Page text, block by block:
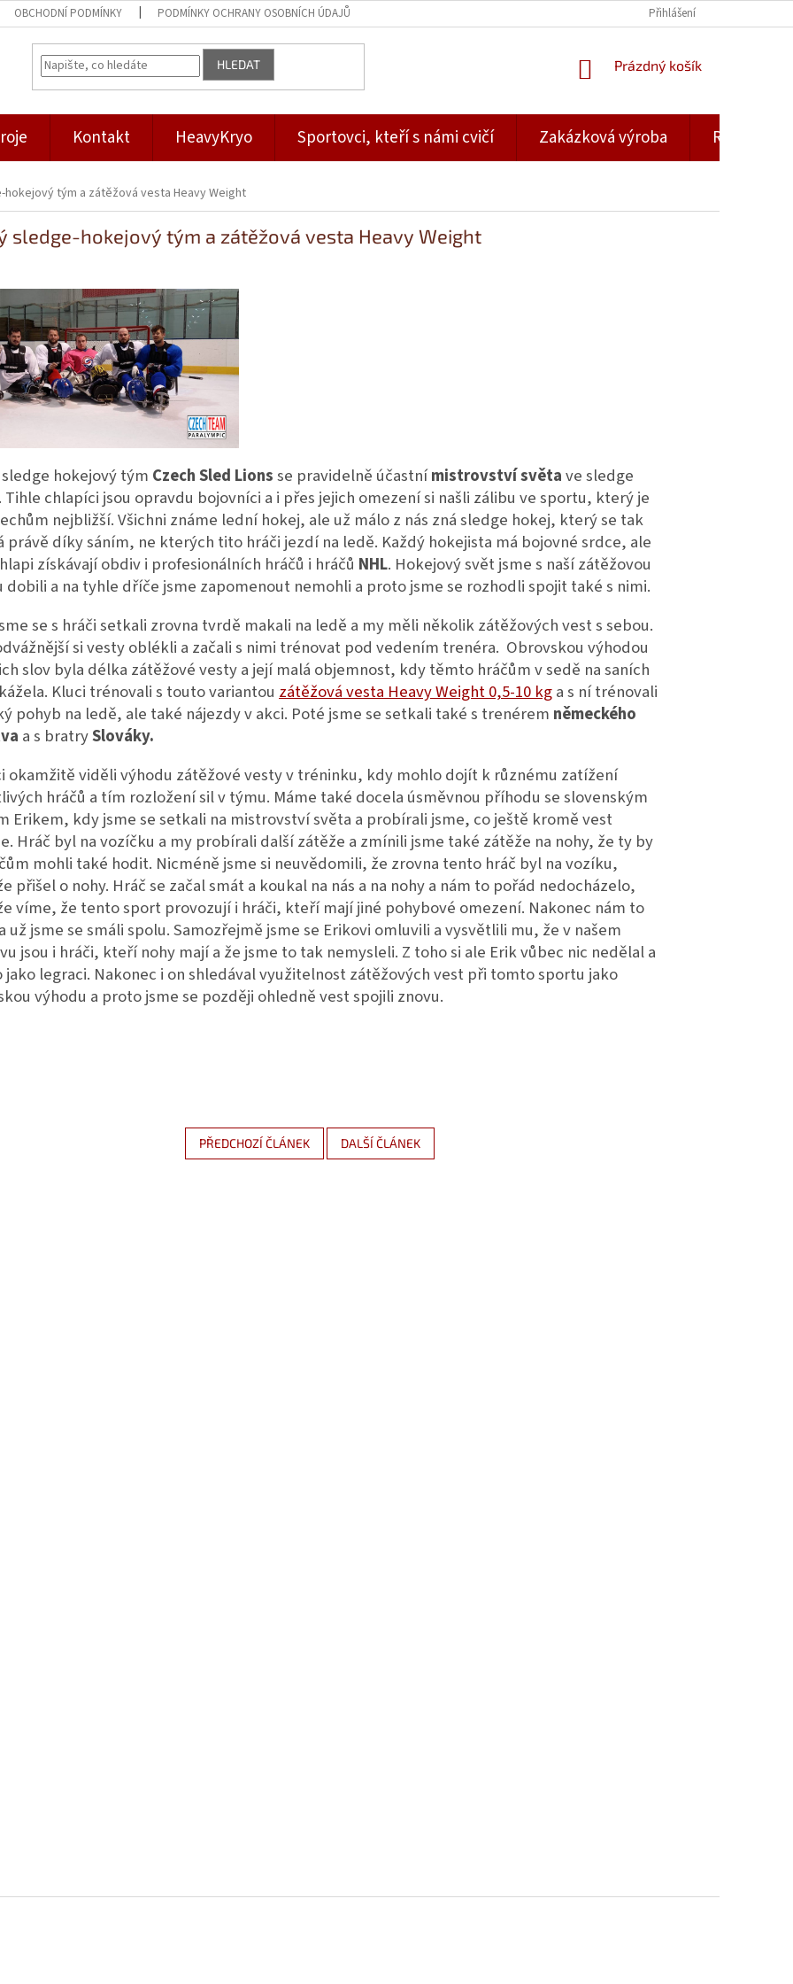
OBCHODNÍ PODMÍNKY PODMÍNKY OCHRANY OSOBNÍCH ÚDAJŮ Přihlášení
HLEDAT
NÁKUPNÍ
Prázdný košík
Kontakt HeavyKryo Sportovci, kteří s námi cvičí Zakázková výroba Rady a tipy
hokejový tým a zátěžová vesta Heavy Weight
sledge-hokejový tým a zátěžová vesta Heavy Weight
hokejový tým Czech Sled Lionsse pravidelně účastnímistrovství světave sledge
Tihle chlapíci jsou opravdu bojovníci a i přes jejich omezení si našli zálibu ve sportu, který je
nejbližší. Všichni známe lední hokej, ale už málo z nás zná sledge hokej, který se tak
právě díky sáním, ne kterých tito hráči jezdí na ledě. Každý hokejista má bojovné srdce, ale
získávají obdiv i profesionálních hráčů i hráčů NHL. Hokejový svět jsme s naší zátěžovou
dobili a na tyhle dříče jsme zapomenout nemohli a proto jsme se rozhodli spojit také s nimi.
se s hráči setkali zrovna tvrdě makali na ledě a my měli několik zátěžových vest s sebou.
si vesty oblékli a začali s nimi trénovat pod vedením trenéra. Obrovskou výhodou
slov byla délka zátěžové vesty a její malá objemnost, kdy těmto hráčům v sedě na saních
Kluci trénovali s touto variantou zátěžová vesta Heavy Weight 0,5-10 kga s ní trénovali
pohyb na ledě, ale také nájezdy v akci. Poté jsme se setkali také s trenérem německého
a s bratrySlováky.
okamžitě viděli výhodu zátěžové vesty v tréninku, kdy mohlo dojít k různému zatížení
hráčů a tím rozložení sil v týmu. Máme také docela úsměvnou příhodu se slovenským
Erikem, kdy jsme se setkali na mistrovství světa a probírali jsme, co ještě kromě vest
Hráč byl na vozíčku a my probírali další zátěže a zmínili jsme také zátěže na nohy, že ty by
mohli také hodit. Nicméně jsme si neuvědomili, že zrovna tento hráč byl na vozíku,
přišel o nohy. Hráč se začal smát a koukal na nás a na nohy a nám to pořád nedocházelo,
víme, že tento sport provozují i hráči, kteří mají jiné pohybové omezení. Nakonec nám to
už jsme se smáli spolu. Samozřejmě jsme se Erikovi omluvili a vysvětlili mu, že v našem
jsou i hráči, kteří nohy mají a že jsme to tak nemysleli. Z toho si ale Erik vůbec nic nedělal a
jako legraci. Nakonec i on shledával využitelnost zátěžových vest při tomto sportu jako
výhodu a proto jsme se později ohledně vest spojili znovu.
PŘEDCHOZÍ ČLÁNEK DALŠÍ ČLÁNEK